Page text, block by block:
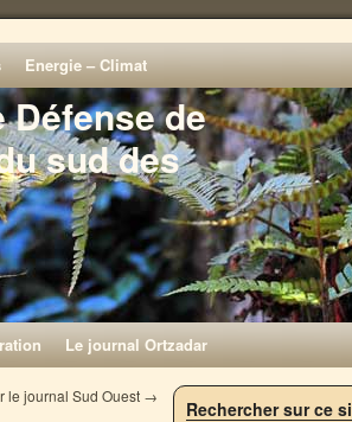
de
sud des
Energie – Climat
Le journal Ortzadar
le journal Sud Ouest →
Rechercher sur ce